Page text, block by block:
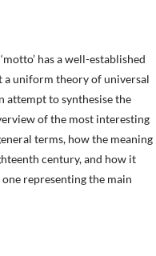
has a well-established
a uniform theory of universal
attempt to synthesise the
of the most interesting
terms, how the meaning
century, and how it
representing the main